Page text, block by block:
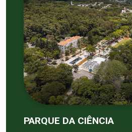
PARQUE DA CIÊNCIA